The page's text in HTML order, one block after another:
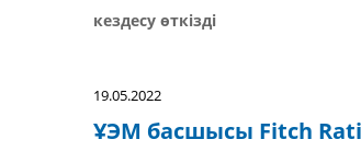
кездесу өткізді
19.05.2022
ҰЭМ басшысы Fitch